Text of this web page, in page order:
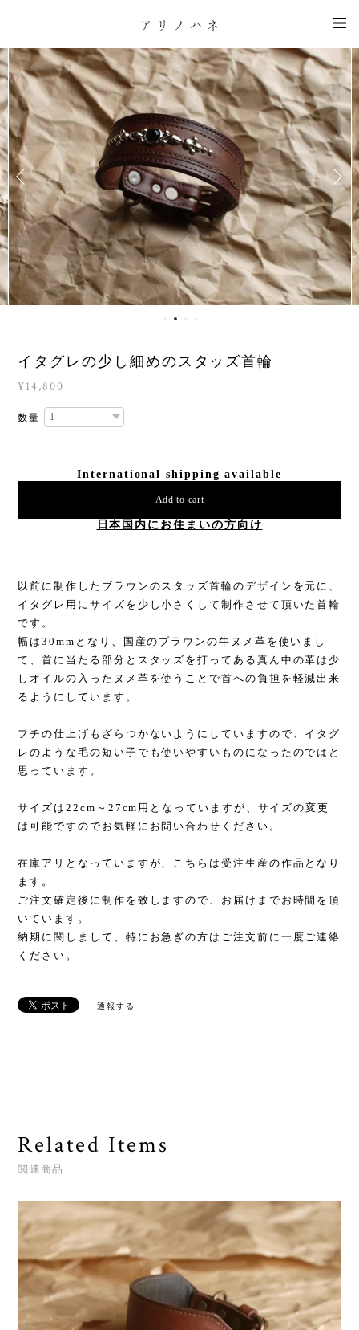
イタグレの少し細めのスタッズ首輪
¥14,800
数量
International shipping available
Add to cart
日本国内にお住まいの方向け
以前に制作したブラウンのスタッズ首輪のデザインを元に、
イタグレ用にサイズを少し小さくして制作させて頂いた首輪
です。
幅は30mmとなり、国産のブラウンの牛ヌメ革を使いまし
て、首に当たる部分とスタッズを打ってある真ん中の革は少
しオイルの入ったヌメ革を使うことで首への負担を軽減出来
るようにしています。
フチの仕上げもざらつかないようにしていますので、イタグ
レのような毛の短い子でも使いやすいものになったのではと
思っています。
サイズは22cm～27cm用となっていますが、サイズの変更
は可能ですのでお気軽にお問い合わせください。
在庫アリとなっていますが、こちらは受注生産の作品となり
ます。
ご注文確定後に制作を致しますので、お届けまでお時間を頂
いています。
納期に関しまして、特にお急ぎの方はご注文前に一度ご連絡
ください。
通報する
Related Items
関連商品